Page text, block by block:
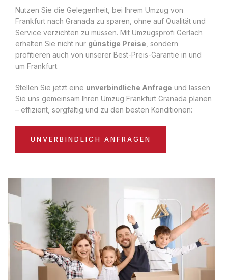
Nutzen Sie die Gelegenheit, bei Ihrem Umzug von
Frankfurt nach Granada zu sparen, ohne auf Qualität und
Service verzichten zu müssen. Mit Umzugsprofi Gerlach
erhalten Sie nicht nur günstige Preise , sondern
profitieren auch von unserer Best-Preis-Garantie in und
um Frankfurt.
Stellen Sie jetzt eine unverbindliche Anfrage und lassen
Sie uns gemeinsam Ihren Umzug Frankfurt Granada planen
– effizient, sorgfältig und zu den besten Konditionen:
UNVERBINDLICH ANFRAGEN